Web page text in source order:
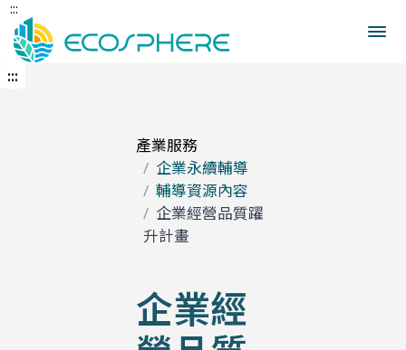
跳
到
中
內
:::
:::
產業服務
企業永續輔導
輔導資源內容
企業經營品質躍
升計畫
企業經